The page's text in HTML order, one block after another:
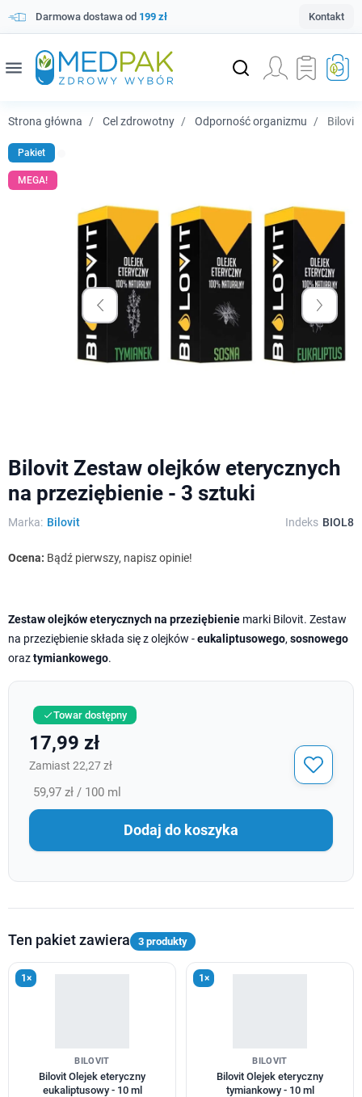
Darmowa dostawa od 199 zł Kontakt
menu
Strona główna Cel zdrowotny Odporność organizmu Bilovit
Pakiet
MEGA!
Bilovit Zestaw olejków eterycznych
na przeziębienie - 3 sztuki
Marka: Bilovit Indeks BIOL8
Ocena: Bądź pierwszy, napisz opinie!
Zestaw olejków eterycznych na przeziębienie marki Bilovit. Zestaw
na przeziębienie składa się z olejków -eukaliptusowego, sosnowego
oraztymiankowego.
Towar dostępny
17,99 zł
Zamiast 22,27 zł
59,97 zł / 100 ml
Dodaj do koszyka
Ten pakiet zawiera 3 produkty
1×
BILOVIT
Bilovit Olejek eteryczny
eukaliptusowy - 10 ml
1×
BILOVIT
Bilovit Olejek eteryczny
tymiankowy - 10 ml